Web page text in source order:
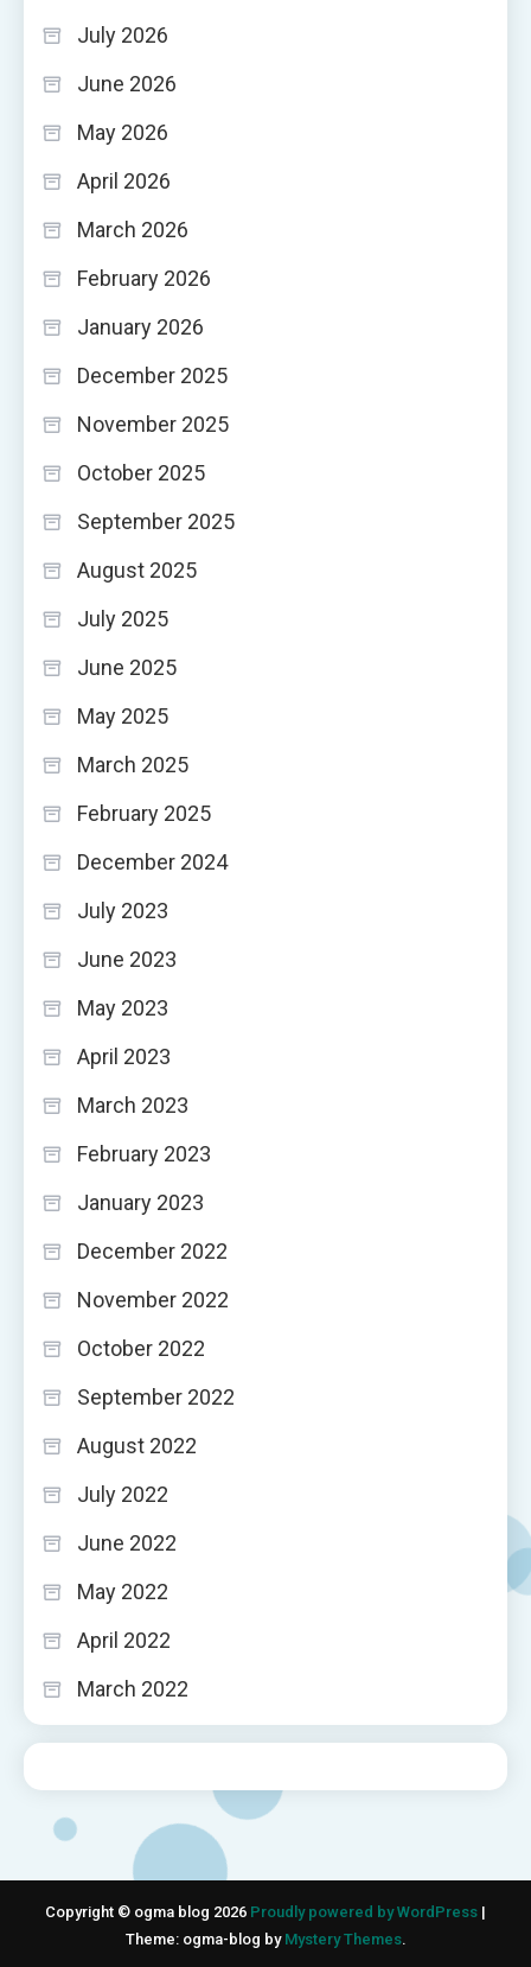
July 2026
June 2026
May 2026
April 2026
March 2026
February 2026
January 2026
December 2025
November 2025
October 2025
September 2025
August 2025
July 2025
June 2025
May 2025
March 2025
February 2025
December 2024
July 2023
June 2023
May 2023
April 2023
March 2023
February 2023
January 2023
December 2022
November 2022
October 2022
September 2022
August 2022
July 2022
June 2022
May 2022
April 2022
March 2022
Copyright © ogma blog 2026 Proudly powered by WordPress |
Theme: ogma-blog by Mystery Themes.